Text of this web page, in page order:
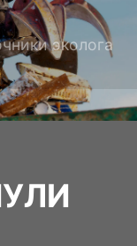
эколога